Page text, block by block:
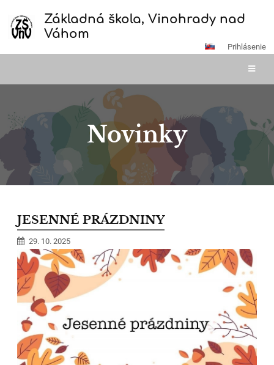
Základná škola, Vinohrady nad
Váhom
Prihlásenie
Novinky
JESENNÉ PRÁZDNINY
29. 10. 2025